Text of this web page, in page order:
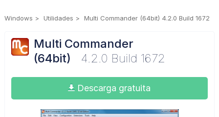
Windows Utilidades Multi Commander (64bit) 4.2.0 Build 1672
Multi Commander
(64bit)
4.2.0 Build 1672
Descarga gratuita